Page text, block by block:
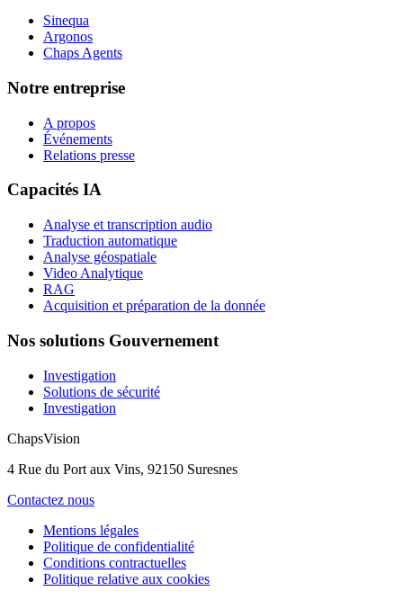
Sinequa
Argonos
Chaps Agents
Notre entreprise
A propos
Événements
Relations presse
Capacités IA
Analyse et transcription audio
Traduction automatique
Analyse géospatiale
Video Analytique
RAG
Acquisition et préparation de la donnée
Nos solutions Gouvernement
Investigation
Solutions de sécurité
Investigation
ChapsVision
4 Rue du Port aux Vins, 92150 Suresnes
Contactez nous
Mentions légales
Politique de confidentialité
Conditions contractuelles
Politique relative aux cookies